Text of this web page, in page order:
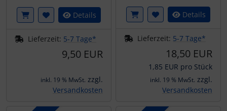
Details
Lieferzeit: 5-7 Tage*
9,50 EUR
inkl. 19 % MwSt. zzgl.
Versandkosten
Details
Lieferzeit: 5-7 Tage*
18,50 EUR
1,85 EUR pro Stück
inkl. 19 % MwSt. zzgl.
Versandkosten